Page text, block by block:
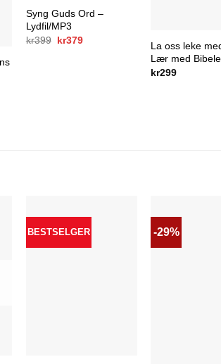
Syng Guds Ord –
Lydfil/MP3
kr399 Opprinnelig
kr379Nåværende
La oss leke
Lær med
kr299
BESTSELGER -29%